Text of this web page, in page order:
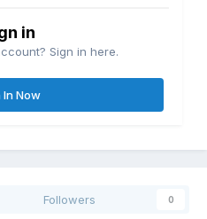
in
Sign in here.
In Now
Followers 0